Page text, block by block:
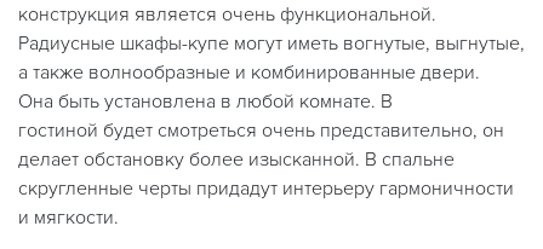
конструкция является очень функциональной.
Радиусные шкафы-купе могут иметь вогнутые, выгнутые,
а также волнообразные и комбинированные двери.
Она быть установлена в любой комнате. В
гостиной будет смотреться очень представительно, он
делает обстановку более изысканной. В спальне
скругленные черты придадут интерьеру гармоничности
и мягкости.